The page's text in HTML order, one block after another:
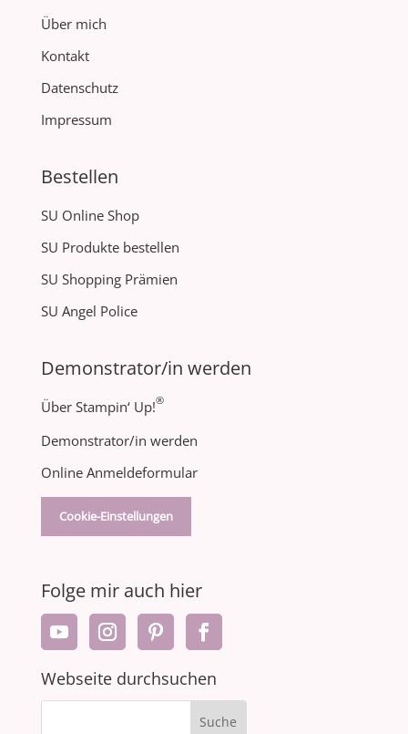
Über mich
Kontakt
Datenschutz
Impressum
Bestellen
SU Online Shop
SU Produkte bestellen
SU Shopping Prämien
SU Angel Police
Demonstrator/in werden
Über Stampin‘ Up!®
Demonstrator/in werden
Online Anmeldeformular
Cookie-Einstellungen
Folge mir auch hier
Webseite durchsuchen